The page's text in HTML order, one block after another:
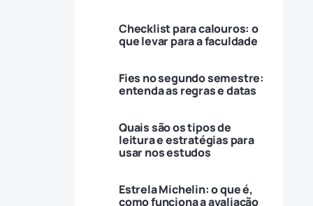
Checklist para calouros: o
que levar para a faculdade
Fies no segundo semestre:
entenda as regras e datas
Quais são os tipos de
leitura e estratégias para
usar nos estudos
Estrela Michelin: o que é,
como funciona a avaliação